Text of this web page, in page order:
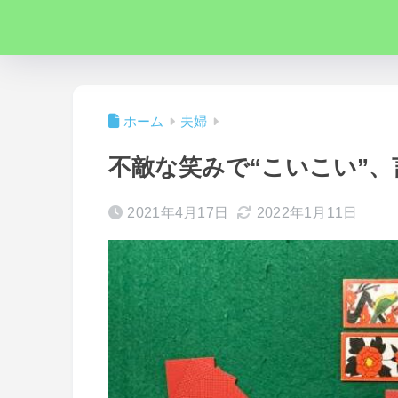
ホーム 夫婦
不敵な笑みで“こいこい”
2021年4月17日 2022年1月11日